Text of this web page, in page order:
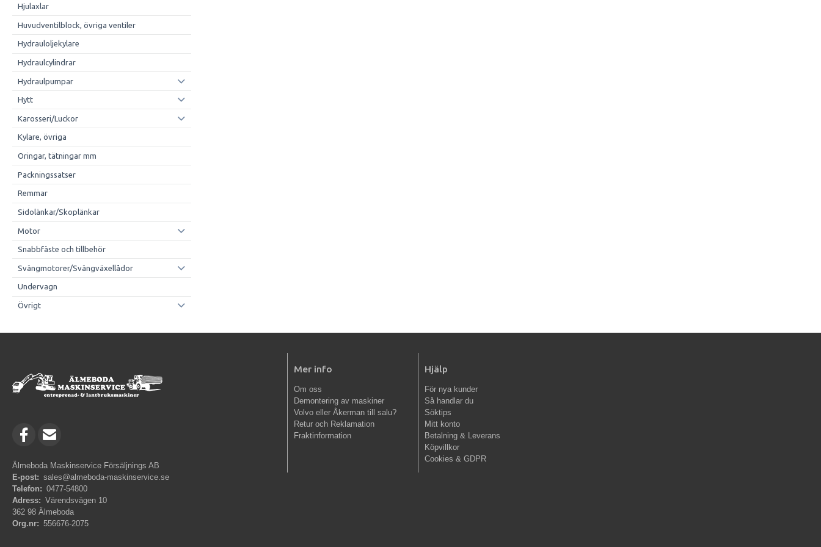
Hjulaxlar
Huvudventilblock, övriga ventiler
Hydrauloljekylare
Hydraulcylindrar
Hydraulpumpar
Hytt
Karosseri/Luckor
Kylare, övriga
Oringar, tätningar mm
Packningssatser
Remmar
Sidolänkar/Skoplänkar
Motor
Snabbfäste och tillbehör
Svängmotorer/Svängväxellådor
Undervagn
Övrigt
Älmeboda Maskinservice Försäljnings AB
E-post: sales@almeboda-maskinservice.se
Telefon: 0477-54800
Adress: Värendsvägen 10
362 98 Älmeboda
Org.nr: 556676-2075
Mer info
Om oss
Demontering av maskiner
Volvo eller Åkerman till salu?
Retur och Reklamation
Fraktinformation
Hjälp
För nya kunder
Så handlar du
Söktips
Mitt konto
Betalning & Leverans
Köpvillkor
Cookies & GDPR